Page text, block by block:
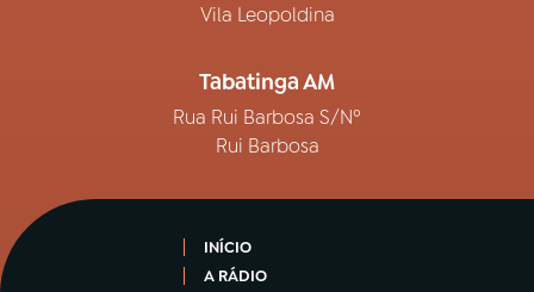
Vila Leopoldina
Tabatinga AM
Rua Rui Barbosa S/Nº
Rui Barbosa
INÍCIO
A RÁDIO